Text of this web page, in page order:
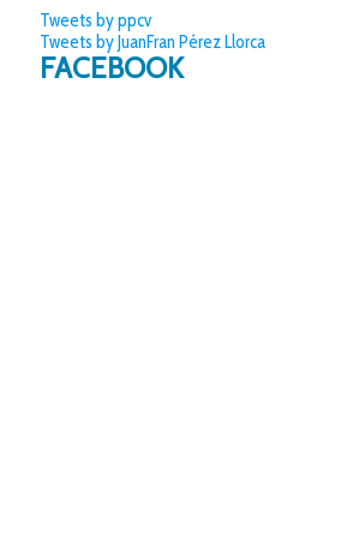
Tweets by ppcv
Tweets by JuanFran Pérez Llorca
FACEBOOK